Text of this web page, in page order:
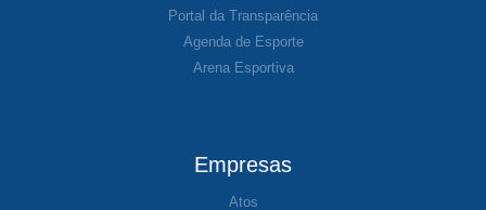
Portal da Transparência
Agenda de Esporte
Arena Esportiva
Empresas
Atos